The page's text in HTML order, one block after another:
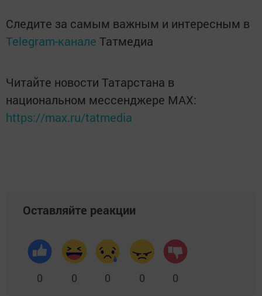
Следите за самым важным и интересным в
Telegram-канале Татмедиа
Читайте новости Татарстана в
национальном мессенджере MАХ:
https://max.ru/tatmedia
Оставляйте реакции
0 0 0 0 0